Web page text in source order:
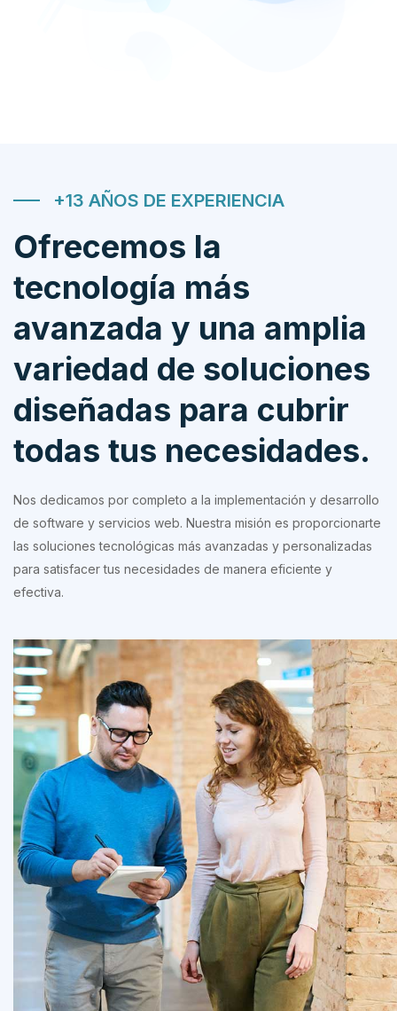
+13 AÑOS DE EXPERIENCIA
Ofrecemos la
tecnología más
avanzada y una amplia
variedad de soluciones
diseñadas para cubrir
todas tus necesidades.
Nos dedicamos por completo a la implementación y desarrollo
de software y servicios web. Nuestra misión es proporcionarte
las soluciones tecnológicas más avanzadas y personalizadas
para satisfacer tus necesidades de manera eficiente y
efectiva.